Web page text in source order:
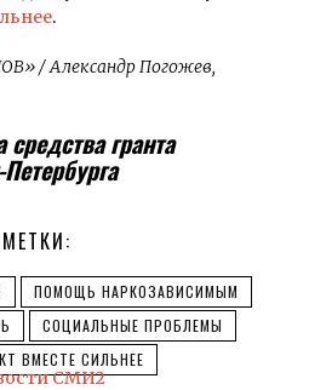
.
/ Александр Погожев,
гранта
МЕТКИ:
ПОМОЩЬ НАРКОЗАВИСИМЫМ
СОЦИАЛЬНЫЕ ПРОБЛЕМЫ
ВМЕСТЕ СИЛЬНЕЕ
СМИ2